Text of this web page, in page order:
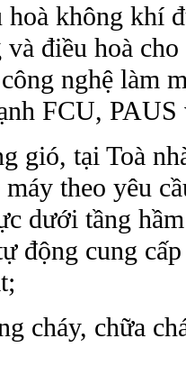
không khí
điều hoà
nghệ làm
FCU,
gió, tại Toà
theo yêu
dưới tầng
động cung
cháy, chữa